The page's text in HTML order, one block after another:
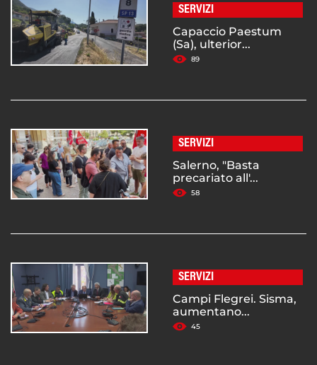
SERVIZI
Capaccio Paestum
(Sa), ulterior...
89
SERVIZI
Salerno, "Basta
precariato all'...
58
SERVIZI
Campi Flegrei. Sisma,
aumentano...
45